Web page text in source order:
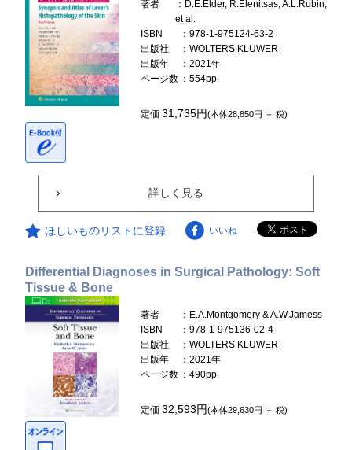
著者
：D.E.Elder, R.Elenitsas, A.L.Rubin,
et al.
ISBN
：978-1-975124-63-2
出版社
：WOLTERS KLUWER
出版年
：2021年
ページ数 ：554pp.
定価31,735円(本体28,850円 ＋ 税)
詳しく見る
ほしいものリストに登録 いいね
Differential Diagnoses in Surgical Pathology: Soft
Tissue & Bone
著者
：E.A.Montgomery & A.W.Jamess
ISBN
：978-1-975136-02-4
出版社
：WOLTERS KLUWER
出版年
：2021年
ページ数 ：490pp.
定価32,593円(本体29,630円 ＋ 税)